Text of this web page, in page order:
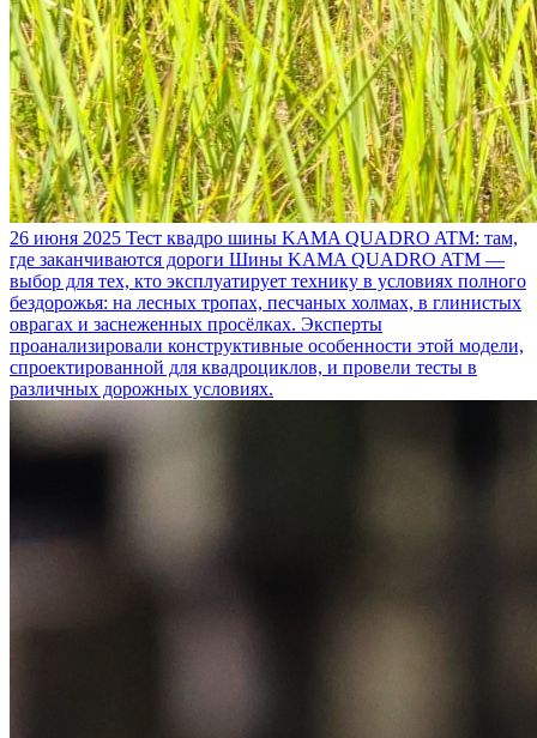
26 июня 2025 Тест квадро шины KAMA QUADRO ATM: там,
где заканчиваются дороги Шины KAMA QUADRO ATM —
выбор для тех, кто эксплуатирует технику в условиях полного
бездорожья: на лесных тропах, песчаных холмах, в глинистых
оврагах и заснеженных просёлках. Эксперты
проанализировали конструктивные особенности этой модели,
спроектированной для квадроциклов, и провели тесты в
различных дорожных условиях.